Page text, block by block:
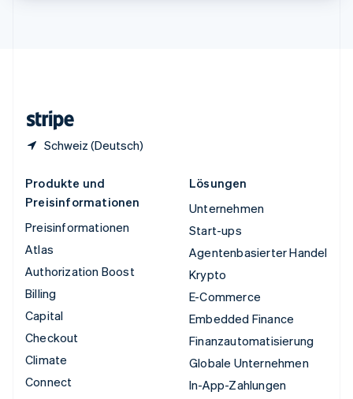
Schweiz (Deutsch)
Produkte und
Preisinformationen
Preisinformationen
Atlas
Authorization Boost
Billing
Capital
Checkout
Climate
Connect
Lösungen
Unternehmen
Start-ups
Agentenbasierter Handel
Krypto
E-Commerce
Embedded Finance
Finanzautomatisierung
Globale Unternehmen
In-App-Zahlungen